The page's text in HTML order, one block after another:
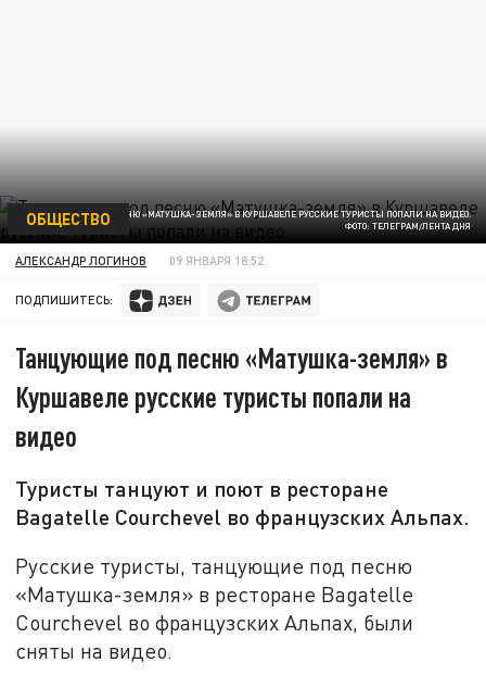
ТАНЦУЮЩИЕ ПОД ПЕСНЮ «МАТУШКА-ЗЕМЛЯ» В КУРШАВЕЛЕ РУССКИЕ ТУРИСТЫ ПОПАЛИ НА ВИДЕО.
ФОТО: ТЕЛЕГРАМ/ЛЕНТА ДНЯ
ОБЩЕСТВО
АЛЕКСАНДР ЛОГИНОВ 09 ЯНВАРЯ 18:52
ПОДПИШИТЕСЬ:
Танцующие под песню «Матушка-земля» в
Куршавеле русские туристы попали на
видео
Туристы танцуют и поют в ресторане
Bagatelle Courchevel во французских Альпах.
Русские туристы, танцующие под песню
«Матушка-земля» в ресторане Bagatelle
Courchevel во французских Альпах, были
сняты на видео.